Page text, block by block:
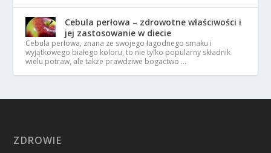
Cebula perłowa – zdrowotne właściwości i
jej zastosowanie w diecie
Cebula perłowa, znana ze swojego łagodnego smaku i
wyjątkowego białego koloru, to nie tylko popularny składnik
wielu potraw, ale także prawdziwe bogactwo …
ZDROWIE